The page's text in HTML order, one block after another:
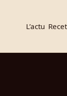
L’actu